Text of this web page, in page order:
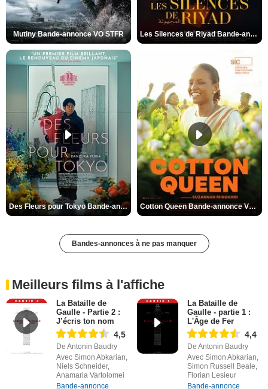
Mutiny Bande-annonce VO STFR Les Silences de Riyad Bande-annonce VO STFR
Des Fleurs pour Tokyo Bande-annonce VO STFR Cotton Queen Bande-annonce VO STFR
Bandes-annonces à ne pas manquer
Meilleurs films à l'affiche
La Bataille de
Gaulle - Partie 2 :
J’écris ton nom
4,5
De Antonin Baudry
Avec Simon Abkarian,
Niels Schneider,
Anamaria Vartolomei
Bande-annonce
La Bataille de
Gaulle - partie 1 :
L'Âge de Fer
4,4
De Antonin Baudry
Avec Simon Abkarian,
Simon Russell Beale,
Florian Lesieur
Bande-annonce